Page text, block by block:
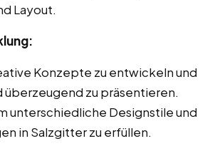
Layout.
Konzepte zu entwickeln und
überzeugend zu präsentieren.
unterschiedliche Designstile und
in Salzgitter zu erfüllen.